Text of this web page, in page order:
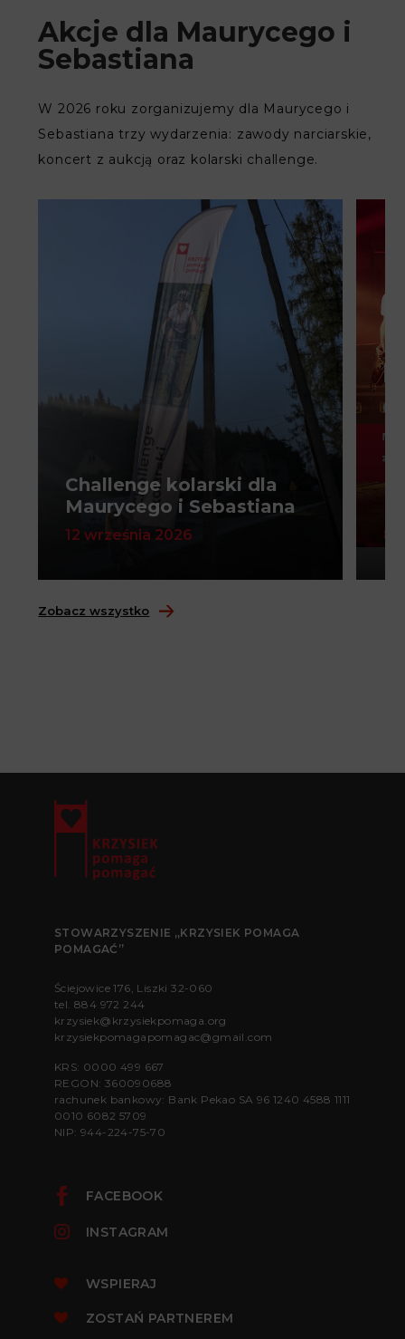
Akcje dla Maurycego i
Sebastiana
W 2026 roku zorganizujemy dla Maurycego i
Sebastiana trzy wydarzenia: zawody narciarskie,
koncert z aukcją oraz kolarski challenge.
Challenge kolarski dla
Maurycego i Sebastiana
12 września 2026 8
Zobacz wszystko
STOWARZYSZENIE „KRZYSIEK POMAGA
POMAGAĆ”
Ściejowice 176, Liszki 32-060
tel. 884 972 244
krzysiek@krzysiekpomaga.org
krzysiekpomagapomagac@gmail.com
KRS: 0000 499 667
REGON: 360090688
rachunek bankowy: Bank Pekao SA 96 1240 4588 1111
0010 6082 5709
NIP: 944-224-75-70
FACEBOOK
INSTAGRAM
WSPIERAJ
ZOSTAŃ PARTNEREM